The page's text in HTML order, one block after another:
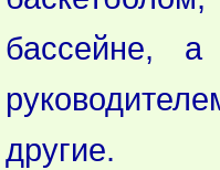
бассейне,
другие.